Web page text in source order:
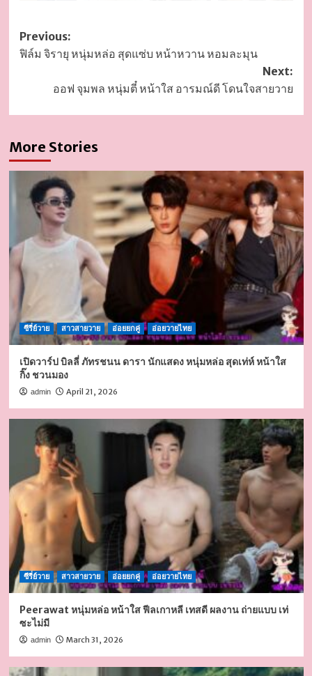
Post
navigation
Previous:
ฟิล์ม จิรายุ หนุ่มหล่อ สุดแซ่บ หน้าหวาน หอมละมุน
Next:
ออฟ จุมพล หนุ่มตี๋ หน้าใส อารมณ์ดี โดนใจสายวาย
More Stories
ซีรี่ย์วาย สาวสายวาย อ่อยยกคู่ อ่อยวายไทย
เปิดวาร์ป บิลลี่ ภัทรชนน ดารา นักแสดง หนุ่มหล่อ สุดเท่ห์ หน้าใส
กิ๊ง ชวนมอง
admin April 21, 2026
ซีรี่ย์วาย สาวสายวาย อ่อยยกคู่ อ่อยวายไทย
Peerawat หนุ่มหล่อ หน้าใส ฟีลเกาหลี เทสดี ผลงาน ถ่ายแบบ เท่
ซะไม่มี
admin March 31, 2026